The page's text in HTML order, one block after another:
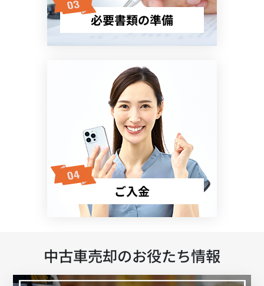
必要書類の準備
ご入金
中古車売却のお役たち情報